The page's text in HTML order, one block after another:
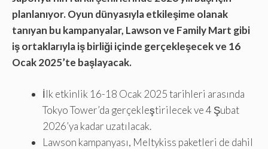
planlanıyor. Oyun dünyasıyla etkileşime olanak
tanıyan bu kampanyalar, Lawson ve Family Mart gibi
iş ortaklarıyla iş birliği içinde gerçekleşecek ve 16
Ocak 2025’te başlayacak.
İlk etkinlik 16-18 Ocak 2025 tarihleri ​​arasında
Tokyo Tower’da gerçekleştirilecek ve 4 Şubat
2026’ya kadar uzatılacak.
Lawson kampanyası, Meltykiss paketleri de dahil